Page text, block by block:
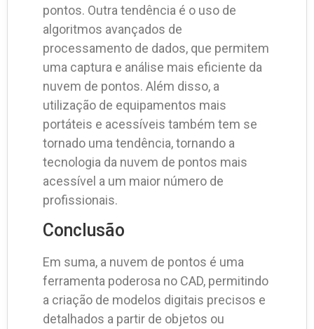
pontos. Outra tendência é o uso de
algoritmos avançados de
processamento de dados, que permitem
uma captura e análise mais eficiente da
nuvem de pontos. Além disso, a
utilização de equipamentos mais
portáteis e acessíveis também tem se
tornado uma tendência, tornando a
tecnologia da nuvem de pontos mais
acessível a um maior número de
profissionais.
Conclusão
Em suma, a nuvem de pontos é uma
ferramenta poderosa no CAD, permitindo
a criação de modelos digitais precisos e
detalhados a partir de objetos ou